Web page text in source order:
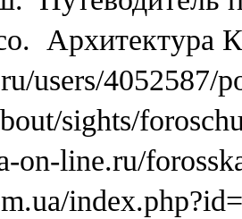
Архитектура
users/4052587/
sights/
line.ru/